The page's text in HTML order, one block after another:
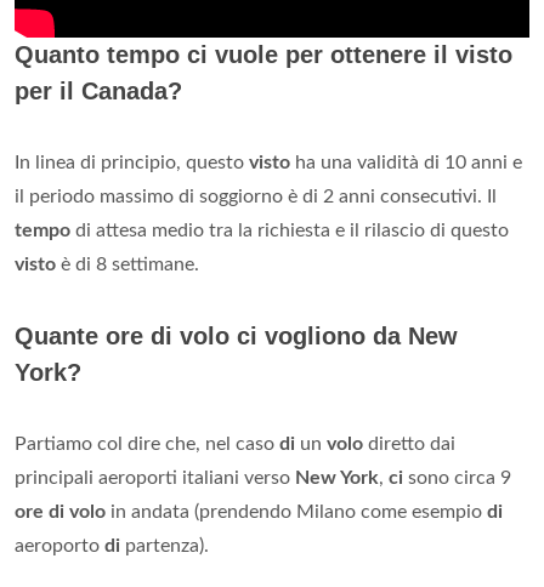
Quanto tempo ci vuole per ottenere il visto
per il Canada?
In linea di principio, questo visto ha una validità di 10 anni e
il periodo massimo di soggiorno è di 2 anni consecutivi. Il
tempo di attesa medio tra la richiesta e il rilascio di questo
visto è di 8 settimane.
Quante ore di volo ci vogliono da New
York?
Partiamo col dire che, nel caso di un volo diretto dai
principali aeroporti italiani verso New York, ci sono circa 9
ore di volo in andata (prendendo Milano come esempio di
aeroporto di partenza).